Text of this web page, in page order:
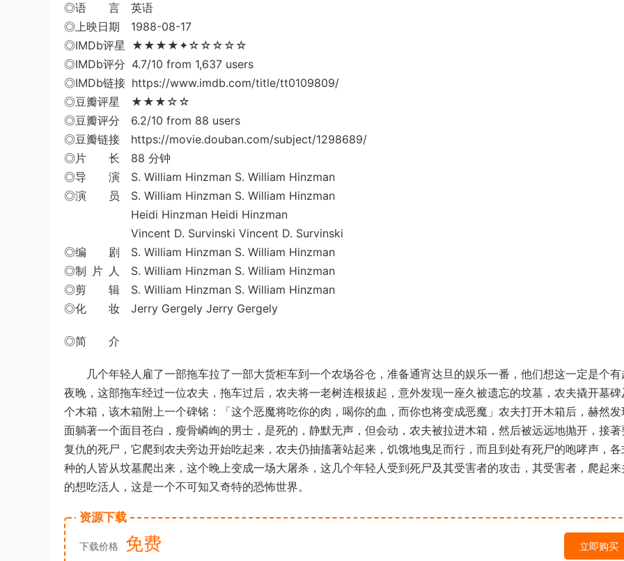
◎语 言 英语
◎上映日期 1988-08-17
◎IMDb评星 ★★★★✦☆☆☆☆☆
◎IMDb评分 4.7/10 from 1,637 users
◎IMDb链接 https://www.imdb.com/title/tt0109809/
◎豆瓣评星 ★★★☆☆
◎豆瓣评分 6.2/10 from 88 users
◎豆瓣链接 https://movie.douban.com/subject/1298689/
◎片 长 88 分钟
◎导 演 S. William Hinzman S. William Hinzman
◎演 员 S. William Hinzman S. William Hinzman
Heidi Hinzman Heidi Hinzman
Vincent D. Survinski Vincent D. Survinski
◎编 剧 S. William Hinzman S. William Hinzman
◎制 片 人 S. William Hinzman S. William Hinzman
◎剪 辑 S. William Hinzman S. William Hinzman
◎化 妆 Jerry Gergely Jerry Gergely
◎简 介
几个年轻人雇了一部拖车拉了一部大货柜车到一个农场谷仓，准备通宵达旦的娱乐一番，他们想这一定是个有
夜晚，这部拖车经过一位农夫，拖车过后，农夫将一老树连根拔起，意外发现一座久被遗忘的坟墓，农夫撬开墓碑
个木箱，该木箱附上一个碑铭：「这个恶魔将吃你的肉，喝你的血，而你也将变成恶魔」农夫打开木箱后，赫然发
面躺著一个面目苍白，瘦骨嶙峋的男士，是死的，静默无声，但会动，农夫被拉进木箱，然后被远远地抛开，接著
复仇的死尸，它爬到农夫旁边开始吃起来，农夫仍抽搐著站起来，饥饿地曳足而行，而且到处有死尸的咆哮声，各
种的人皆从坟墓爬出来，这个晚上变成一场大屠杀，这几个年轻人受到死尸及其受害者的攻击，其受害者，爬起来
的想吃活人，这是一个不可知又奇特的恐怖世界。
资源下载
下载价格 免费 立即购买